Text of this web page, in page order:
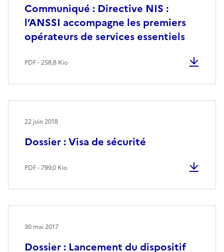
Communiqué : Directive NIS :
l’ANSSI accompagne les premiers
opérateurs de services essentiels
PDF - 258,8 Kio
Dossier : Visa de sécurité
22 juin 2018
PDF - 799,0 Kio
Dossier : Lancement du dispositif
30 mai 2017